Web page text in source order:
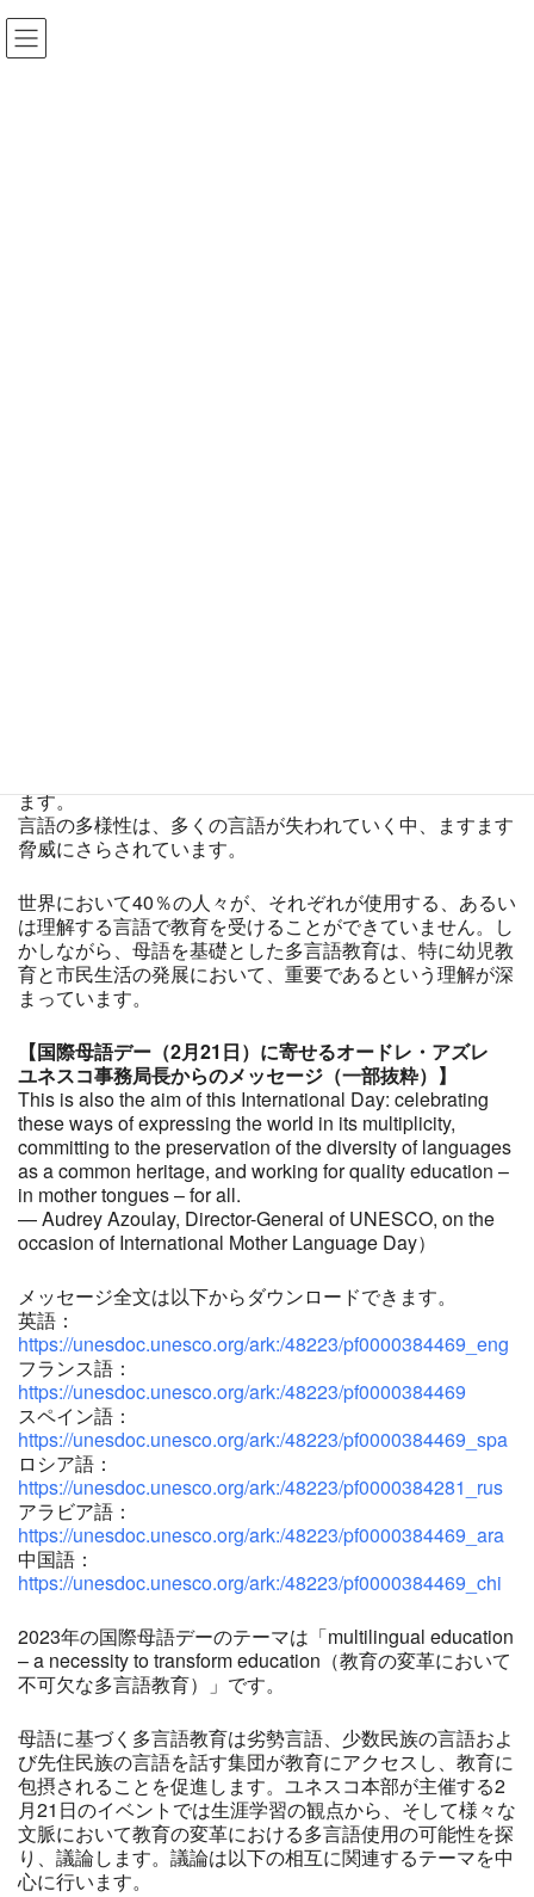
ン
テ
ビ
ゲ
ます。
言語の多様性は、多くの言語が失われていく中、ますます
脅威にさらされています。
世界において40％の人々が、それぞれが使用する、あるい
は理解する言語で教育を受けることができていません。し
かしながら、母語を基礎とした多言語教育は、特に幼児教
育と市民生活の発展において、重要であるという理解が深
まっています。
【国際母語デー（2月21日）に寄せるオードレ・アズレ
ユネスコ事務局長からのメッセージ（一部抜粋）】
This is also the aim of this International Day: celebrating
these ways of expressing the world in its multiplicity,
committing to the preservation of the diversity of languages
as a common heritage, and working for quality education –
in mother tongues – for all.
— Audrey Azoulay, Director-General of UNESCO, on the
occasion of International Mother Language Day）
メッセージ全文は以下からダウンロードできます。
英語：
https://unesdoc.unesco.org/ark:/48223/pf0000384469_eng
フランス語：
https://unesdoc.unesco.org/ark:/48223/pf0000384469
スペイン語：
https://unesdoc.unesco.org/ark:/48223/pf0000384469_spa
ロシア語：
https://unesdoc.unesco.org/ark:/48223/pf0000384281_rus
アラビア語：
https://unesdoc.unesco.org/ark:/48223/pf0000384469_ara
中国語：
https://unesdoc.unesco.org/ark:/48223/pf0000384469_chi
2023年の国際母語デーのテーマは「multilingual education
– a necessity to transform education（教育の変革において
不可欠な多言語教育）」です。
母語に基づく多言語教育は劣勢言語、少数民族の言語およ
び先住民族の言語を話す集団が教育にアクセスし、教育に
包摂されることを促進します。ユネスコ本部が主催する2
月21日のイベントでは生涯学習の観点から、そして様々な
文脈において教育の変革における多言語使用の可能性を探
り、議論します。議論は以下の相互に関連するテーマを中
心に行います。